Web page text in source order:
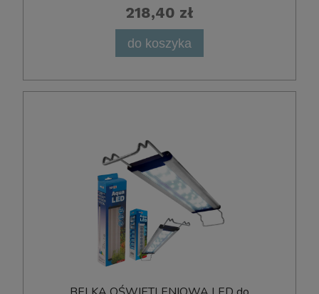
218,40 zł
do koszyka